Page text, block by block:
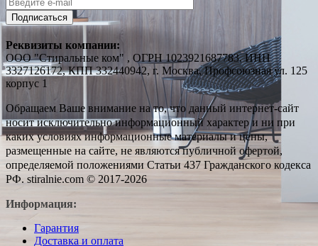
Подписаться
Реквизиты компании:
ООО "Стиральные ком" , ОГРН 1023921687783, ИНН
3327126172, КПП 332440942, г. Москва, Профсоюзная ул. 125
корпус 1
Обращаем Ваше внимание на то, что данный интернет-сайт
носит исключительно информационный характер и ни при
каких условиях информационные материалы и цены,
размещенные на сайте, не являются публичной офертой,
определяемой положениями Статьи 437 Гражданского кодекса
РФ. stiralnie.com © 2017-2026
Информация:
Гарантия
Доставка и оплата